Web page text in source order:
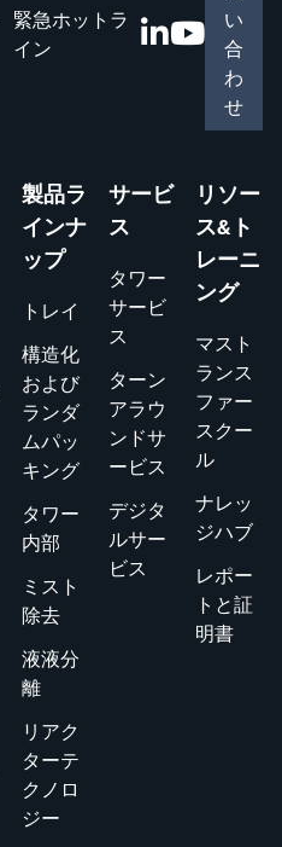
緊急ホットラ
イン
い
合
わ
せ
製品ラ
インナ
ップ
トレイ
構造化
および
ランダ
ムパッ
キング
タワー
内部
ミスト
除去
液液分
離
リアク
ターテ
クノロ
ジー
サービ
ス
タワー
サービ
ス
ターン
アラウ
ンドサ
ービス
デジタ
ルサー
ビス
リソー
ス&ト
レーニ
ング
マスト
ランス
ファー
スクー
ル
ナレッ
ジハブ
レポー
トと証
明書